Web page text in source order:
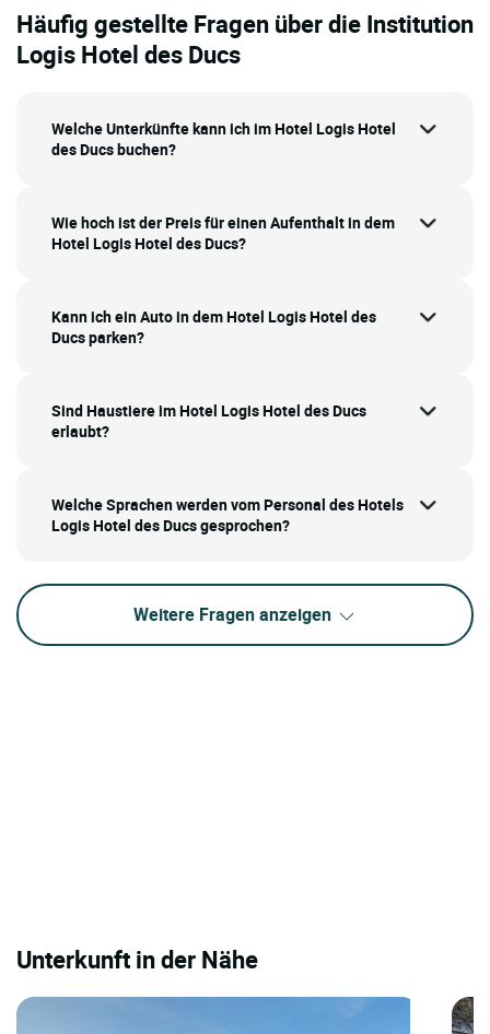
Häufig gestellte Fragen über die Institution
Logis Hotel des Ducs
Welche Unterkünfte kann ich im Hotel Logis Hotel
des Ducs buchen?
Wie hoch ist der Preis für einen Aufenthalt in dem
Hotel Logis Hotel des Ducs?
Kann ich ein Auto in dem Hotel Logis Hotel des
Ducs parken?
Sind Haustiere im Hotel Logis Hotel des Ducs
erlaubt?
Welche Sprachen werden vom Personal des Hotels
Logis Hotel des Ducs gesprochen?
Weitere Fragen anzeigen
Unterkunft in der Nähe